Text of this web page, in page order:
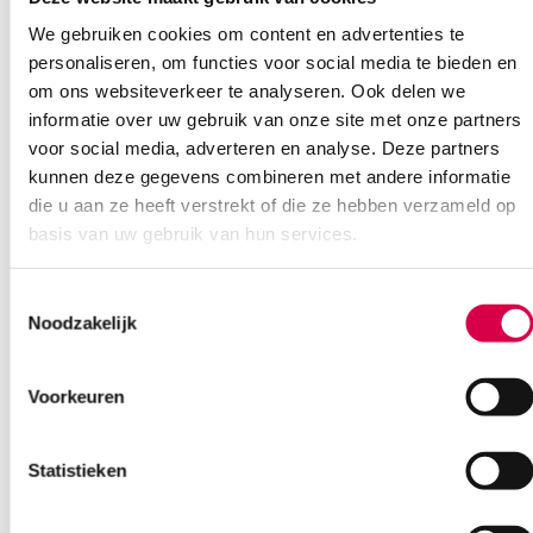
We gebruiken cookies om content en advertenties te
personaliseren, om functies voor social media te bieden en
om ons websiteverkeer te analyseren. Ook delen we
informatie over uw gebruik van onze site met onze partners
voor social media, adverteren en analyse. Deze partners
kunnen deze gegevens combineren met andere informatie
die u aan ze heeft verstrekt of die ze hebben verzameld op
basis van uw gebruik van hun services.
Noodzakelijk
Voorkeuren
Statistieken
ALSA bipolair pincet, 16cm, tip 0.7mm, recht